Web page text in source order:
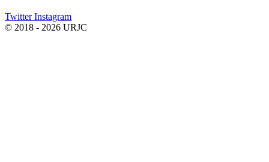
Twitter Instagram
© 2018 - 2026 URJC